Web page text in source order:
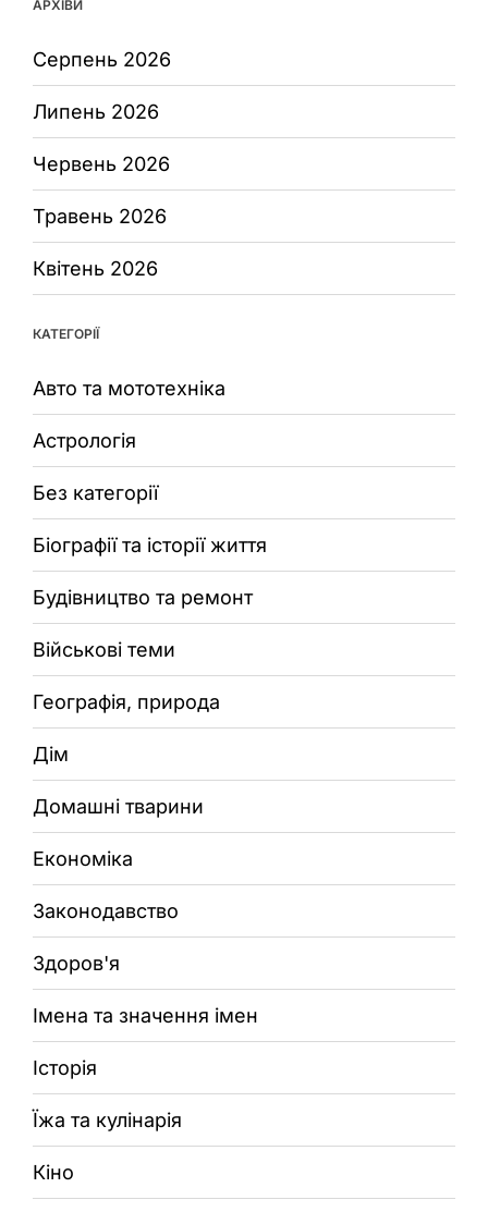
АРХІВИ
Серпень 2026
Липень 2026
Червень 2026
Травень 2026
Квітень 2026
КАТЕГОРІЇ
Авто та мототехніка
Астрологія
Без категорії
Біографії та історії життя
Будівництво та ремонт
Військові теми
Географія, природа
Дім
Домашні тварини
Економіка
Законодавство
Здоров'я
Імена та значення імен
Історія
Їжа та кулінарія
Кіно